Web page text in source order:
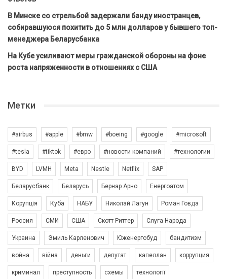
В Минске со стрельбой задержали банду иностранцев,
собиравшуюся похитить до 5 млн долларов у бывшего топ-
менеджера Беларусбанка
На Кубе усиливают меры гражданской обороны на фоне
роста напряженности в отношениях с США
Метки
#airbus #apple #bmw #boeing #google #microsoft
#tesla #tiktok #евро #новости компаний #технологии
BYD LVMH Meta Nestle Netflix SAP
Беларусбанк Беларусь Бернар Арно Енергоатом
Корупція Куба НАБУ Николай Лагун Роман Говда
Россия СМИ США Скотт Риттер Слуга Народа
Украина Эмиль Карленович Юженергобуд бандитизм
война війна деньги депутат капеллан коррупция
криминал преступность схемы технології